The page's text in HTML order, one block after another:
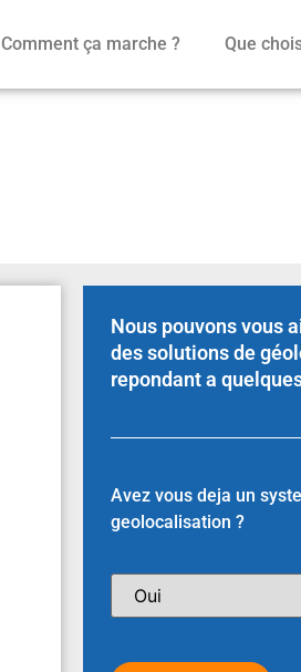
Comment ça marche ? Que
Nous pouvons vous
des solutions de
repondant a
Avez vous deja un
geolocalisation ?